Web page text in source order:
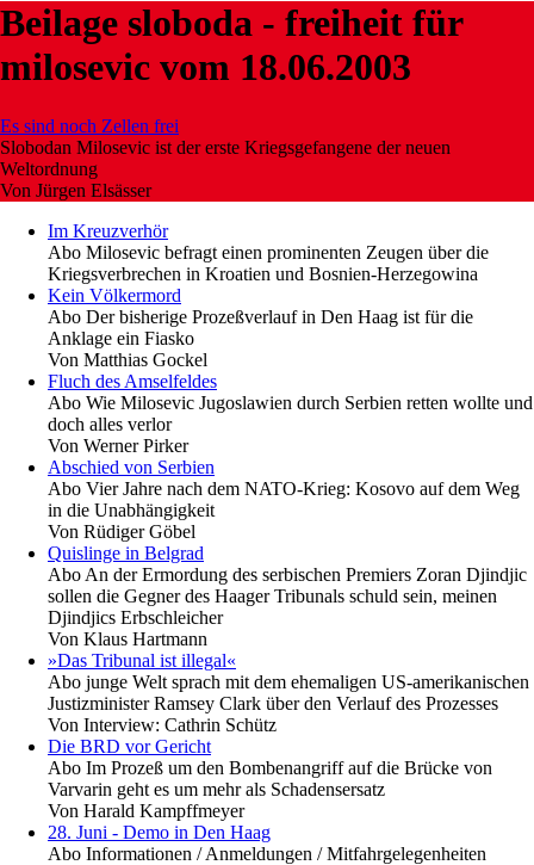
Beilage sloboda - freiheit für
milosevic vom 18.06.2003
Es sind noch Zellen frei
Slobodan Milosevic ist der erste Kriegsgefangene der neuen
Weltordnung
Von Jürgen Elsässer
Im Kreuzverhör
Abo Milosevic befragt einen prominenten Zeugen über die
Kriegsverbrechen in Kroatien und Bosnien-Herzegowina
Kein Völkermord
Abo Der bisherige Prozeßverlauf in Den Haag ist für die
Anklage ein Fiasko
Von Matthias Gockel
Fluch des Amselfeldes
Abo Wie Milosevic Jugoslawien durch Serbien retten wollte und
doch alles verlor
Von Werner Pirker
Abschied von Serbien
Abo Vier Jahre nach dem NATO-Krieg: Kosovo auf dem Weg
in die Unabhängigkeit
Von Rüdiger Göbel
Quislinge in Belgrad
Abo An der Ermordung des serbischen Premiers Zoran Djindjic
sollen die Gegner des Haager Tribunals schuld sein, meinen
Djindjics Erbschleicher
Von Klaus Hartmann
»Das Tribunal ist illegal«
Abo junge Welt sprach mit dem ehemaligen US-amerikanischen
Justizminister Ramsey Clark über den Verlauf des Prozesses
Von Interview: Cathrin Schütz
Die BRD vor Gericht
Abo Im Prozeß um den Bombenangriff auf die Brücke von
Varvarin geht es um mehr als Schadensersatz
Von Harald Kampffmeyer
28. Juni - Demo in Den Haag
Abo Informationen / Anmeldungen / Mitfahrgelegenheiten